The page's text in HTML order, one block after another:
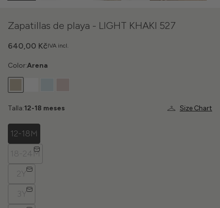
Zapatillas de playa - LIGHT KHAKI 527
IVA incl.
640,00 Kč
Color:Arena
Size Chart
Talla:12-18 meses
12-18M
18-24M
2Y
3Y